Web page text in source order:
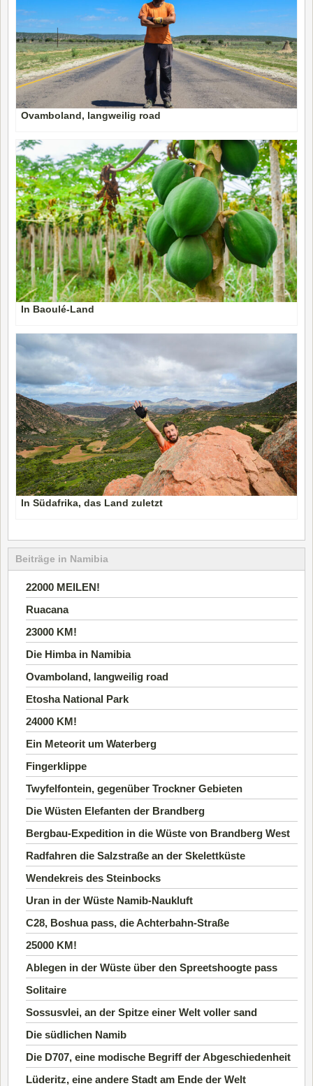
Ovamboland, langweilig road
In Baoulé-Land
In Südafrika, das Land zuletzt
Beiträge in Namibia
22000 MEILEN!
Ruacana
23000 KM!
Die Himba in Namibia
Ovamboland, langweilig road
Etosha National Park
24000 KM!
Ein Meteorit um Waterberg
Fingerklippe
Twyfelfontein, gegenüber Trockner Gebieten
Die Wüsten Elefanten der Brandberg
Bergbau-Expedition in die Wüste von Brandberg West
Radfahren die Salzstraße an der Skelettküste
Wendekreis des Steinbocks
Uran in der Wüste Namib-Naukluft
C28, Boshua pass, die Achterbahn-Straße
25000 KM!
Ablegen in der Wüste über den Spreetshoogte pass
Solitaire
Sossusvlei, an der Spitze einer Welt voller sand
Die südlichen Namib
Die D707, eine modische Begriff der Abgeschiedenheit
Lüderitz, eine andere Stadt am Ende der Welt